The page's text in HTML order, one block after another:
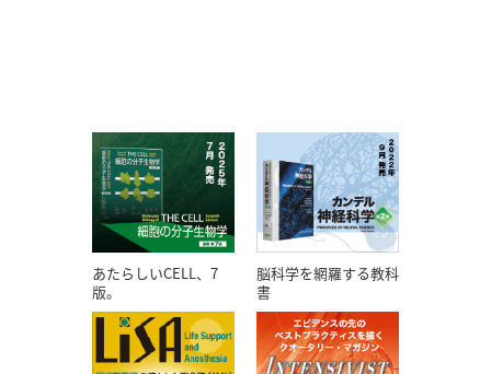
あたらしいCELL、7
版。
脳科学を網羅する教科
書